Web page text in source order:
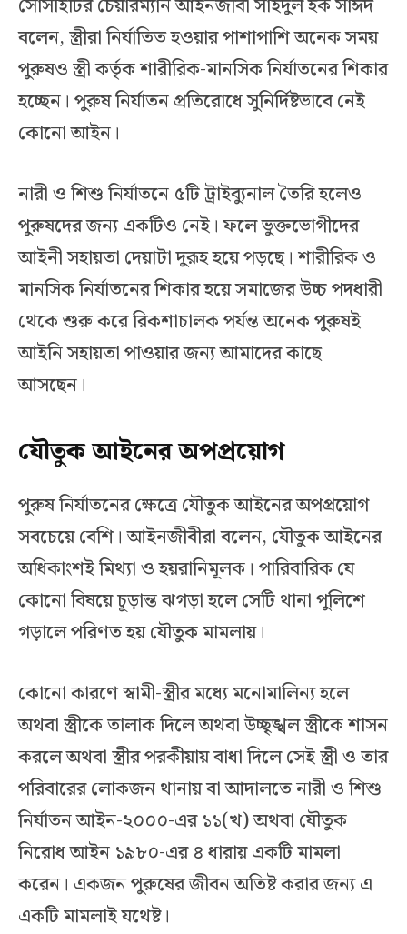
বলেন, স্ত্রীরা নির্যাতিত হওয়ার পাশাপাশি অনেক সময়
পুরুষও স্ত্রী কর্তৃক শারীরিক-মানসিক নির্যাতনের শিকার
হচ্ছেন। পুরুষ নির্যাতন প্রতিরোধে সুনির্দিষ্টভাবে নেই
কোনো আইন।
নারী ও শিশু নির্যাতনে ৫টি ট্রাইব্যুনাল তৈরি হলেও
পুরুষদের জন্য একটিও নেই। ফলে ভুক্তভোগীদের
আইনী সহায়তা দেয়াটা দুরূহ হয়ে পড়ছে। শারীরিক ও
মানসিক নির্যাতনের শিকার হয়ে সমাজের উচ্চ পদধারী
থেকে শুরু করে রিকশাচালক পর্যন্ত অনেক পুরুষই
আইনি সহায়তা পাওয়ার জন্য আমাদের কাছে
আসছেন।
যৌতুক আইনের অপপ্রয়োগ
পুরুষ নির্যাতনের ক্ষেত্রে যৌতুক আইনের অপপ্রয়োগ
সবচেয়ে বেশি। আইনজীবীরা বলেন, যৌতুক আইনের
অধিকাংশই মিথ্যা ও হয়রানিমূলক। পারিবারিক যে
কোনো বিষয়ে চূড়ান্ত ঝগড়া হলে সেটি থানা পুলিশে
গড়ালে পরিণত হয় যৌতুক মামলায়।
কোনো কারণে স্বামী-স্ত্রীর মধ্যে মনোমালিন্য হলে
অথবা স্ত্রীকে তালাক দিলে অথবা উচ্ছৃঙ্খল স্ত্রীকে শাসন
করলে অথবা স্ত্রীর পরকীয়ায় বাধা দিলে সেই স্ত্রী ও তার
পরিবারের লোকজন থানায় বা আদালতে নারী ও শিশু
নির্যাতন আইন-২০০০-এর ১১(খ) অথবা যৌতুক
নিরোধ আইন ১৯৮০-এর ৪ ধারায় একটি মামলা
করেন। একজন পুরুষের জীবন অতিষ্ট করার জন্য এ
একটি মামলাই যথেষ্ট।